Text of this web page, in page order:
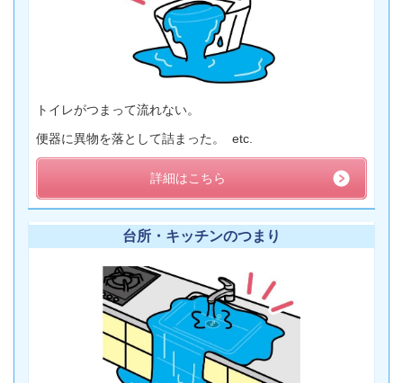
トイレがつまって流れない。
便器に異物を落として詰まった。 etc.
詳細はこちら
台所・キッチンのつまり